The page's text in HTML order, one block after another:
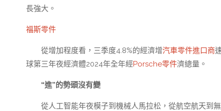
長強大。
福斯零件
從增加程度看，三季度4.8%的經濟增汽車零件進口商
球第三年夜經濟體2024年全年經Porsche零件濟總量。
“進”的勢頭沒有變
從人工智能年夜模子到機械人馬拉松，從航空航天到